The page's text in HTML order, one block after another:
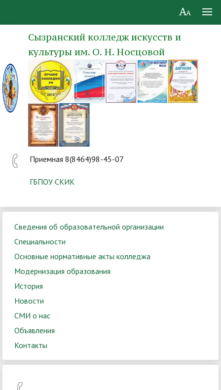
Сызранский колледж искусств и
культуры им. О. Н. Носцовой
Приемная 8(8464)98-45-07
ГБПОУ СКИК
Сведения об образовательной организации
Специальности
Основные нормативные акты колледжа
Модернизация образования
История
Новости
СМИ о нас
Объявления
Контакты